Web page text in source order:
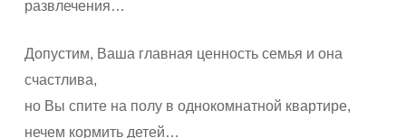
развлечения…
Допустим, Ваша главная ценность семья и она
счастлива,
но Вы спите на полу в однокомнатной квартире,
нечем кормить детей…